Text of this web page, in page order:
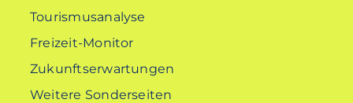
Tourismusanalyse
Freizeit-Monitor
Zukunftserwartungen
Weitere Sonderseiten